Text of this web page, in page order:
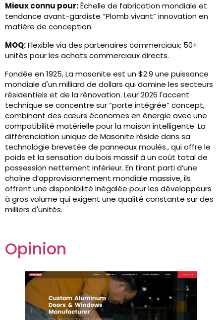
Mieux connu pour:Échelle de fabrication mondiale et
tendance avant-gardiste “Plomb vivant” innovation en
matière de conception.
MOQ:Flexible via des partenaires commerciaux; 50+
unités pour les achats commerciaux directs.
Fondée en 1925, La masonite est un $2.9 une puissance
mondiale d'un milliard de dollars qui domine les secteurs
résidentiels et de la rénovation. Leur 2026 l'accent
technique se concentre sur “porte intégrée” concept,
combinant des cœurs économes en énergie avec une
compatibilité matérielle pour la maison intelligente. La
différenciation unique de Masonite réside dans sa
technologie brevetée de panneaux moulés., qui offre le
poids et la sensation du bois massif à un coût total de
possession nettement inférieur. En tirant parti d’une
chaîne d’approvisionnement mondiale massive, ils
offrent une disponibilité inégalée pour les développeurs
à gros volume qui exigent une qualité constante sur des
milliers d'unités.
Opinion